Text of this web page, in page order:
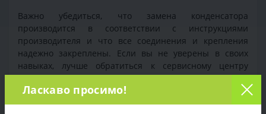
Важно убедиться, что замена конденсатора
производится в соответствии с инструкциями
производителя и что все соединения и крепления
надежно закреплены. Если вы не уверены в своих
навыках, лучше обратиться к сервисному центру
Торгпост для помощи в замене конденсатора.
+38 (097) 221-55-40
Ласкаво просимо!